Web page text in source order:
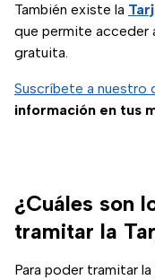
También existe la
que permite acceder
gratuita.
Suscríbete a nuestro
información en tus
¿Cuáles son
tramitar la
Para poder tramitar la